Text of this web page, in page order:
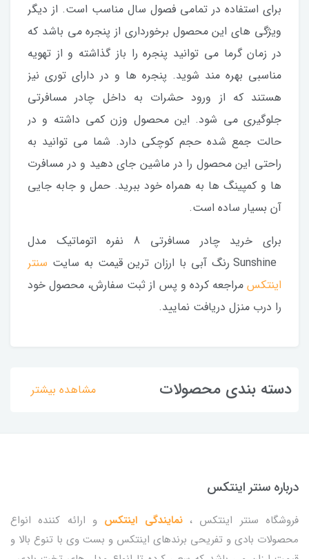
برای استفاده در تمامی فصول سال مناسب است. از دیگر
ویژگی های این محصول برخورداری از پنجره می باشد که
در زمان گرما می توانید پنجره را باز گذاشته و از تهویه
مناسبی بهره مند شوید. پنجره ها و در دارای توری نیز
هستند که از ورود حشرات به داخل چادر مسافرتی
جلوگیری می شود. این محصول وزن کمی داشته و در
حالت جمع شده حجم کوچکی دارد. شما می توانید به
راحتی این محصول را در ماشین جای دهید و در مسافرت
ها و کمپینگ ها به همراه خود ببرید. حمل و جابه جایی
آن بسیار ساده است.
برای خرید چادر مسافرتی 8 نفره اتوماتیک مدل
سنتر
اینتکس مراجعه کرده و پس از ثبت سفارش، محصول خود
را درب منزل دریافت نمایید.
دسته بندی محصولات مشاهده بیشتر
درباره سنتر اینتکس
فروشگاه سنتر اینتکس ،نمایندگی اینتکس و ارائه کننده انواع
محصولات بادی و تفریحی برندهای اینتکس و بست وی با تنوع بالا و